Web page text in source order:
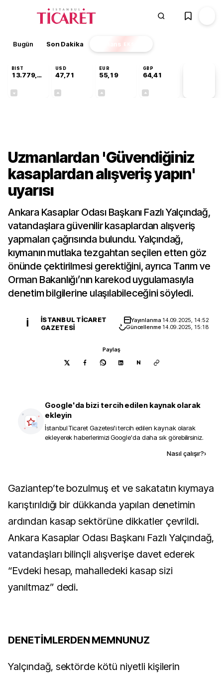
Bugün Son Dakika Finans EKSTRA
BIST
13.779,39
USD
47,71
EUR
55,19
GBP
64,41
Uzmanlardan 'Güvendiğiniz
kasaplardan alışveriş yapın'
uyarısı
Ankara Kasaplar Odası Başkanı Fazlı Yalçındağ,
vatandaşlara güvenilir kasaplardan alışveriş
yapmaları çağrısında bulundu. Yalçındağ,
kıymanın mutlaka tezgahtan seçilen etten göz
önünde çektirilmesi gerektiğini, ayrıca Tarım ve
Orman Bakanlığı’nın karekod uygulamasıyla
denetim bilgilerine ulaşılabileceğini söyledi.
İ
İSTANBUL TICARET
GAZETESI
Yayınlanma 14.09.2025, 14:52
Güncellenme 14.09.2025, 15:18
Paylaş
N
Google'da bizi tercih edilen kaynak olarak
ekleyin
İstanbul Ticaret Gazetesi'i tercih edilen kaynak olarak
ekleyerek haberlerimizi Google'da daha sık görebilirsiniz.
Nasıl çalışır?›
Gaziantep’te bozulmuş et ve sakatatın kıymaya
karıştırıldığı bir dükkanda yapılan denetimin
ardından kasap sektörüne dikkatler çevrildi.
Ankara Kasaplar Odası Başkanı Fazlı Yalçındağ,
vatandaşları bilinçli alışverişe davet ederek
“Evdeki hesap, mahalledeki kasap sizi
yanıltmaz” dedi.
DENETİMLERDEN MEMNUNUZ
Yalçındağ, sektörde kötü niyetli kişilerin